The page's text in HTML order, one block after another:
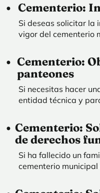
Cementerio:
Si deseas solicitar la
vigor del cementerio
Cementerio:
panteones
Si necesitas hacer
entidad técnica y
Cementerio:
de derechos
Si ha fallecido un
cementerio